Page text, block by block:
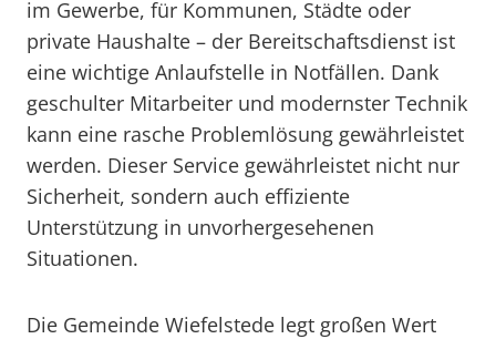
im Gewerbe, für Kommunen, Städte oder
private Haushalte – der Bereitschaftsdienst ist
eine wichtige Anlaufstelle in Notfällen. Dank
geschulter Mitarbeiter und modernster Technik
kann eine rasche Problemlösung gewährleistet
werden. Dieser Service gewährleistet nicht nur
Sicherheit, sondern auch effiziente
Unterstützung in unvorhergesehenen
Situationen.
Die Gemeinde Wiefelstede legt großen Wert